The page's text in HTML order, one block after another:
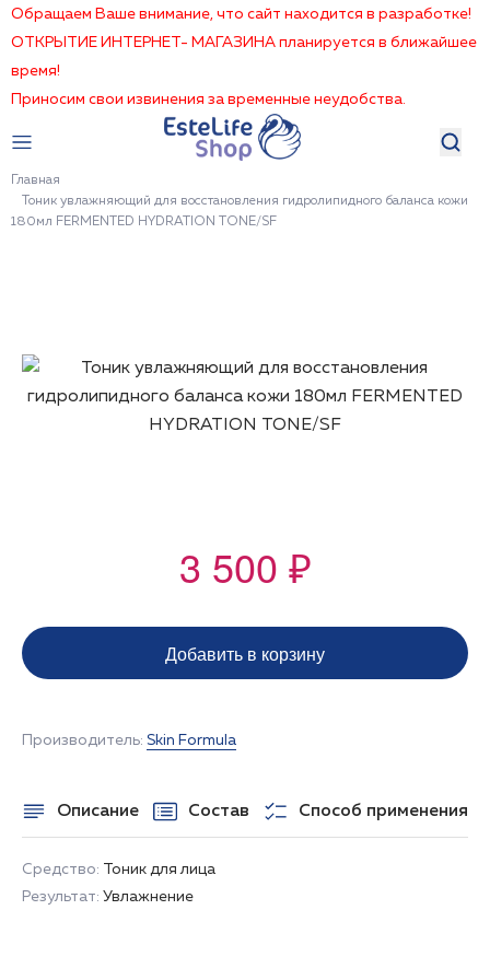
Обращаем Ваше внимание, что сайт находится в разработке!
ОТКРЫТИЕ ИНТЕРНЕТ- МАГАЗИНА планируется в ближайшее
время!
Приносим свои извинения за временные неудобства.
Главная
Тоник увлажняющий для восстановления гидролипидного баланса кожи
180мл FERMENTED HYDRATION TONE/SF
Производитель: Skin Formula
Описание Состав Способ применения
Средство:
Тоник для лица
Результат: Увлажнение
3 500 ₽
Добавить в корзину